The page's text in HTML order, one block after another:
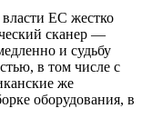
ЕС жестко
сканер —
и судьбу
в том числе с
же
оборудования, в